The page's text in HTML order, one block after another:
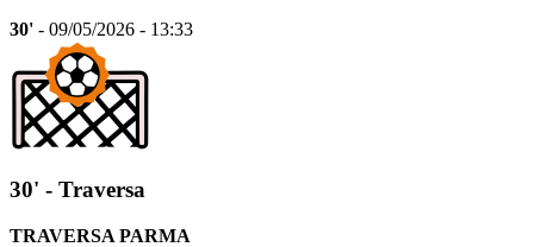
30' - 09/05/2026 - 13:33
30' - Traversa
TRAVERSA PARMA